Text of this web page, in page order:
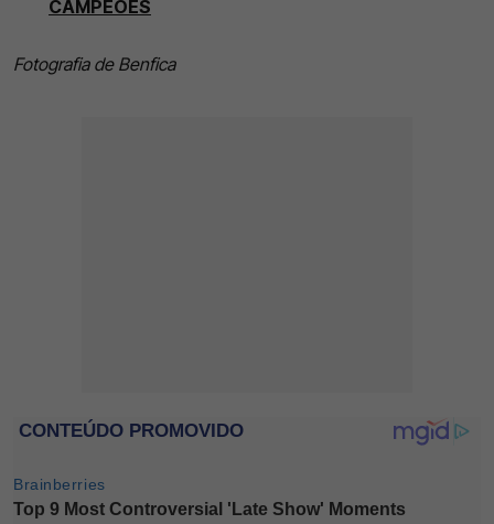
CAMPEÕES
Fotografia de Benfica